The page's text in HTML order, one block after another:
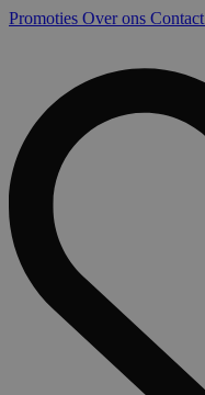
Promoties Over ons Contact